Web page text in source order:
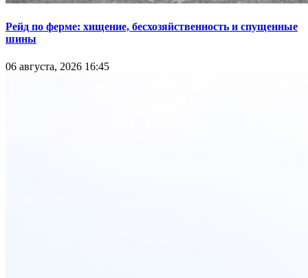
Рейд по ферме: хищение, бесхозяйственность и спущенные
шины
06 августа, 2026 16:45